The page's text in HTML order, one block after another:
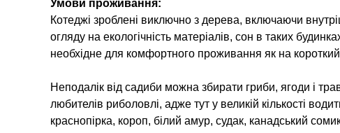
Умови проживання:
Котеджі зроблені виключно з дерева, включаючи
огляду на екологічність матеріалів, сон в таких
необхідне для комфортного проживання як на
Неподалік від садиби можна збирати гриби, ягоди і
любителів риболовлі, адже тут у великій кількості
краснопірка, короп, білий амур, судак, канадський